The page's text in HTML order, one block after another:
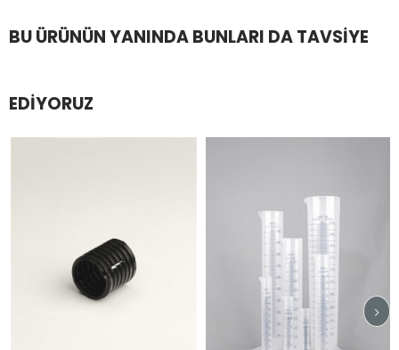
BU ÜRÜNÜN YANINDA BUNLARI DA TAVSIYE
EDIYORUZ